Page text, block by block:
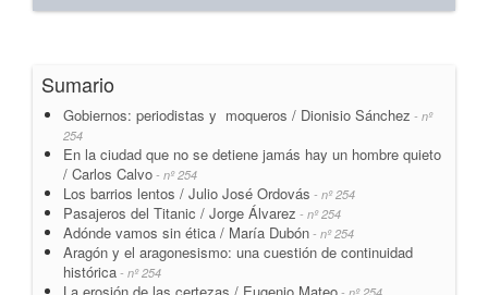
Sumario
Gobiernos: periodistas y moqueros / Dionisio Sánchez - nº
254
En la ciudad que no se detiene jamás hay un hombre quieto
/ Carlos Calvo - nº 254
Los barrios lentos / Julio José Ordovás - nº 254
Pasajeros del Titanic / Jorge Álvarez - nº 254
Adónde vamos sin ética / María Dubón - nº 254
Aragón y el aragonesismo: una cuestión de continuidad
histórica - nº 254